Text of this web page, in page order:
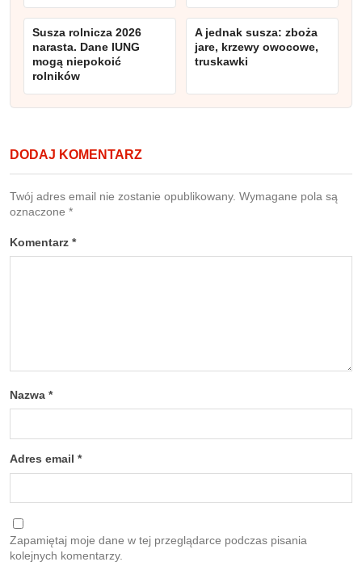
Susza rolnicza 2026
narasta. Dane IUNG
mogą niepokoić
rolników
A jednak susza: zboża
jare, krzewy owocowe,
truskawki
DODAJ KOMENTARZ
Twój adres email nie zostanie opublikowany. Wymagane pola są
oznaczone *
Komentarz *
Nazwa *
Adres email *
Zapamiętaj moje dane w tej przeglądarce podczas pisania
kolejnych komentarzy.